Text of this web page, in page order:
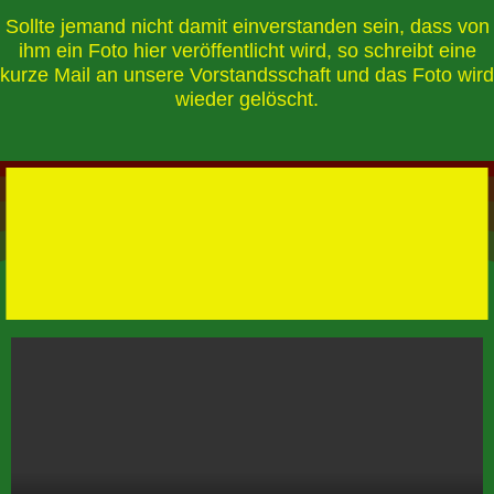
Sollte jemand nicht damit einverstanden sein, dass von
ihm ein Foto hier veröffentlicht wird, so schreibt eine
kurze Mail an unsere Vorstandsschaft und das Foto wird
wieder gelöscht.